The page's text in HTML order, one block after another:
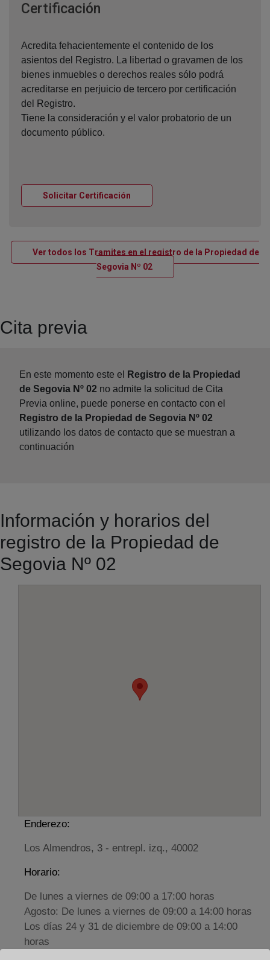
Certificación
Acredita fehacientemente el contenido de los
asientos del Registro. La libertad o gravamen de los
bienes inmuebles o derechos reales sólo podrá
acreditarse en perjuicio de tercero por certificación
del Registro.
Tiene la consideración y el valor probatorio de un
documento público.
Solicitar Certificación
Ver todos los Tramites en el registro de la Propiedad de
Segovia Nº 02Ventana nueva
Cita previa
En este momento este el
Registro de la Propiedad
de Segovia Nº 02 no admite la solicitud de Cita
Previa online, puede ponerse en contacto con el
Registro de la Propiedad de Segovia Nº 02
utilizando los datos de contacto que se muestran a
continuación
Información y horarios del
registro de la Propiedad de
Segovia Nº 02
Enderezo:
Los Almendros, 3 - entrepl. izq., 40002
Horario:
De lunes a viernes de 09:00 a 17:00 horas
Agosto: De lunes a viernes de 09:00 a 14:00 horas
Los días 24 y 31 de diciembre de 09:00 a 14:00
horas